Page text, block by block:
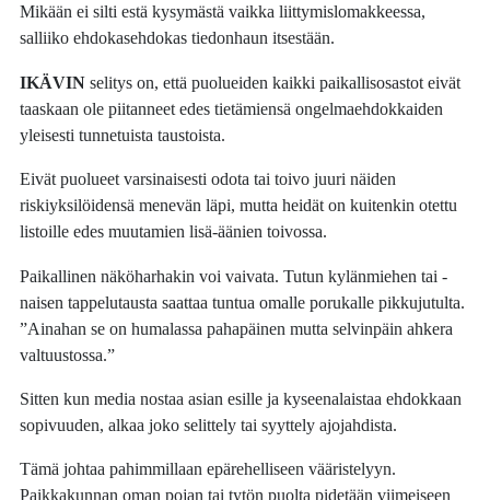
Mikään ei silti estä kysymästä vaikka liittymislomakkeessa,
salliiko ehdokasehdokas tiedonhaun itsestään.
IKÄVINselitys on, että puolueiden kaikki paikallisosastot eivät
taaskaan ole piitanneet edes tietämiensä ongelmaehdokkaiden
yleisesti tunnetuista taustoista.
Eivät puolueet varsinaisesti odota tai toivo juuri näiden
riskiyksilöidensä menevän läpi, mutta heidät on kuitenkin otettu
listoille edes muutamien lisä-äänien toivossa.
Paikallinen näköharhakin voi vaivata. Tutun kylänmiehen tai -
naisen tappelutausta saattaa tuntua omalle porukalle pikkujutulta.
”Ainahan se on humalassa pahapäinen mutta selvinpäin ahkera
valtuustossa.”
Sitten kun media nostaa asian esille ja kyseenalaistaa ehdokkaan
sopivuuden, alkaa joko selittely tai syyttely ajojahdista.
Tämä johtaa pahimmillaan epärehelliseen vääristelyyn.
Paikkakunnan oman pojan tai tytön puolta pidetään viimeiseen